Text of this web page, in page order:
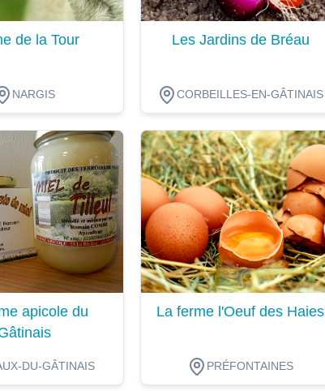
de la Tour
NARGIS
Les Jardins de Bréau
CORBEILLES-EN-GÂTINAIS
Dégustation
apicole du
DU-GÂTINAIS
La ferme l'Oeuf des Haies
PRÉFONTAINES